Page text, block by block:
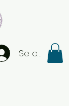
Se